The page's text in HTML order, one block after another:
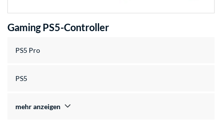
Gaming PS5-Controller
PS5 Pro
PS5
mehr anzeigen